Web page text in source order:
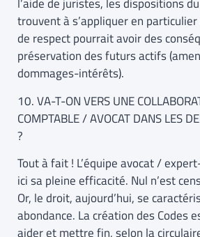
l’aide de juristes, les dispositions
trouvent à s’appliquer en particulier
de respect pourrait avoir des
préservation des futurs actifs
dommages-intérêts).
10. VA-T-ON VERS UNE
COMPTABLE / AVOCAT DANS LES
?
Tout à fait ! L’équipe avocat /
ici sa pleine efficacité. Nul n’est
Or, le droit, aujourd’hui, se
abondance. La création des Codes
aider et mettre fin, selon la